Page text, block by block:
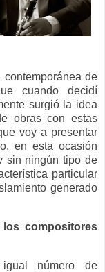
de
cuando decidí
surgió la idea
obras con estas
voy a presentar
en esta ocasión
sin ningún tipo de
particular
generado
compositores
número de